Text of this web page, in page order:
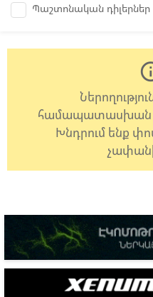
Պաշտոնական դիլերներ
համապատասխան
Խնդրում ենք